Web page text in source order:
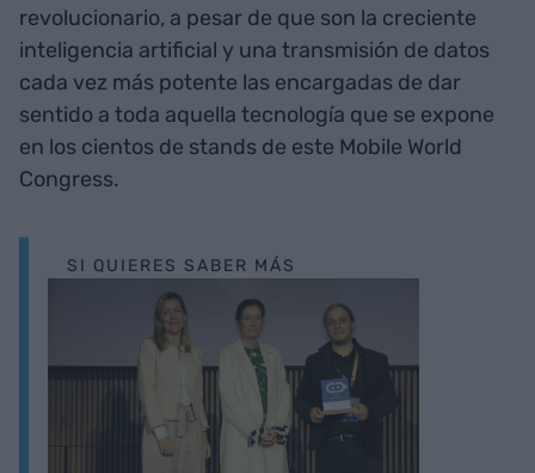
revolucionario, a pesar de que son la creciente
inteligencia artificial y una transmisión de datos
cada vez más potente las encargadas de dar
sentido a toda aquella tecnología que se expone
en los cientos de stands de este Mobile World
Congress.
SI QUIERES SABER MÁS